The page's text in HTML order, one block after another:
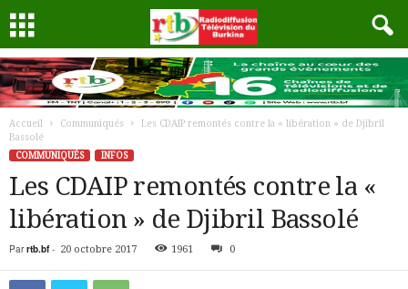
Accueil Communiqués
Les CDAIP remontés contre la « libération » de Djibril
Bassolé
COMMUNIQUÉS
INFOS
Les CDAIP remontés contre la «
libération » de Djibril Bassolé
Par rtb.bf- 20 octobre 2017 1961 0